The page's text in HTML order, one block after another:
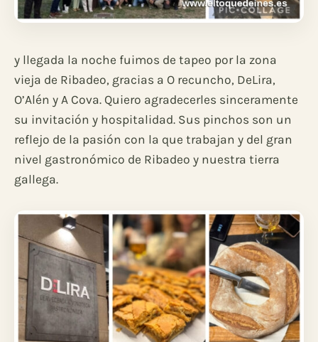
y llegada la noche fuimos de tapeo por la zona
vieja de Ribadeo, gracias a O recuncho, DeLira,
O’Alén y A Cova. Quiero agradecerles sinceramente
su invitación y hospitalidad. Sus pinchos son un
reflejo de la pasión con la que trabajan y del gran
nivel gastronómico de Ribadeo y nuestra tierra
gallega.